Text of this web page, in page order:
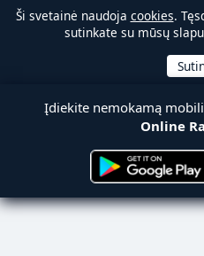
Ši svetainė naudoja cookies.
sutinkate su mūsų
Įdiekite nemokamą
Online